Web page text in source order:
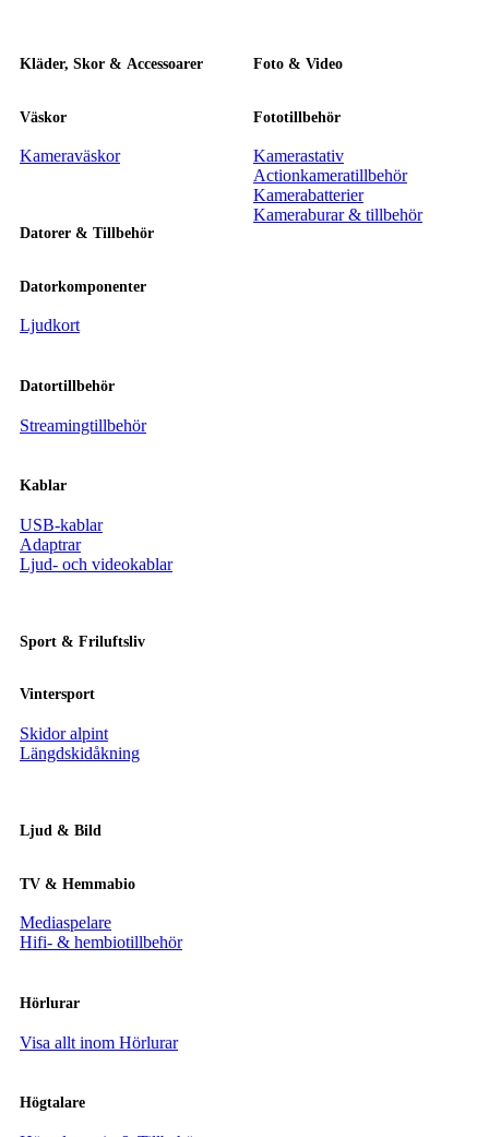
Kläder, Skor & Accessoarer
Väskor
Kameraväskor
Datorer & Tillbehör
Datorkomponenter
Ljudkort
Datortillbehör
Streamingtillbehör
Kablar
USB-kablar
Adaptrar
Ljud- och videokablar
Sport & Friluftsliv
Vintersport
Skidor alpint
Längdskidåkning
Ljud & Bild
TV & Hemmabio
Mediaspelare
Hifi- & hembiotillbehör
Hörlurar
Visa allt inom Hörlurar
Högtalare
Foto & Video
Fototillbehör
Kamerastativ
Actionkameratillbehör
Kamerabatterier
Kameraburar & tillbehör